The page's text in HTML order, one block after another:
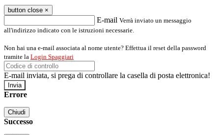
button close ×
E-mail Verrà inviato un messaggio
all'indirizzo indicato con le istruzioni necessarie.
Non hai una e-mail associata al nome utente? Effettua il reset della password
tramite la Login Spaggiari
E-mail inviata, si prega di controllare la casella di posta elettronica!
Errore
Chiudi
Successo